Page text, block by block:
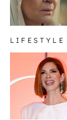
LIFESTYLE